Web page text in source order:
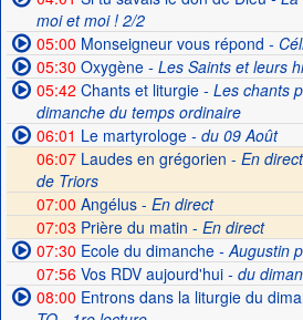
moi et moi ! 2/2
05:00 Monseigneur vous répond -
05:30 Oxygène- Les Saints et leurs
05:42 Chants et liturgie- Les chants
dimanche du temps ordinaire
06:01 Le martyrologe- du 09 Août
06:07Laudes en grégorien - En
de Triors
07:00 Angélus - En direct
07:03 Prière du matin - En direct
07:30 Ecole du dimanche- Augustin
07:56Vos RDV aujourd'hui- du
08:00 Entrons dans la liturgie du